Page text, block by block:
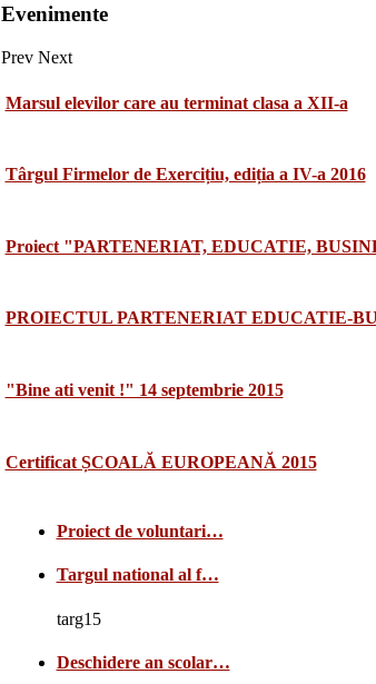
Evenimente
Prev Next
Marsul elevilor care au terminat clasa a XII-a
Târgul Firmelor de Exercițiu, ediția a IV-a 2016
Proiect "PARTENERIAT, EDUCATIE,
PROIECTUL PARTENERIAT EDUCATIE-
"Bine ati venit !" 14 septembrie 2015
Certificat ȘCOALĂ EUROPEANĂ 2015
Proiect de voluntari…
Targul national al f…
targ15
Deschidere an scolar…